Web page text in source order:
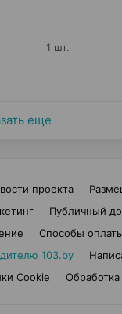
1 шт.
еще
проекта
Публичный
Способы
103.by
Cookie